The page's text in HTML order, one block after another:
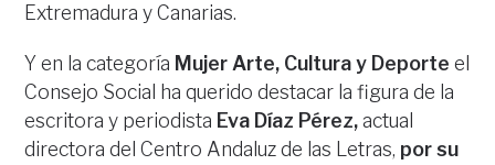
Extremadura y Canarias.
Y en la categoría Mujer Arte, Cultura y Deporteel
Consejo Social ha querido destacar la figura de la
escritora y periodista Eva Díaz Pérez,actual
directora del Centro Andaluz de las Letras, por su